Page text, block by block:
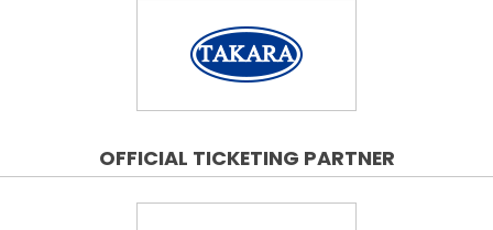
OFFICIAL TICKETING PARTNER